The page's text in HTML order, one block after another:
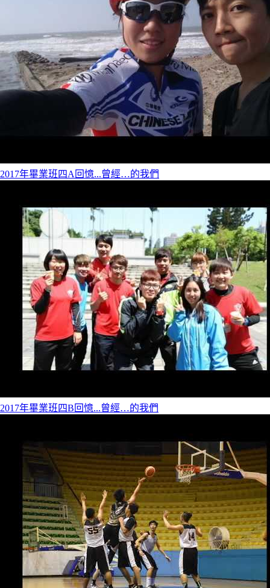
2017年畢業班四A回憶...曾經…的我們
2017年畢業班四B回憶...曾經…的我們